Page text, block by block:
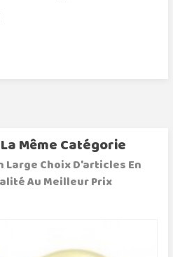
Même Catégorie
Large Choix D'articles En
Au Meilleur Prix